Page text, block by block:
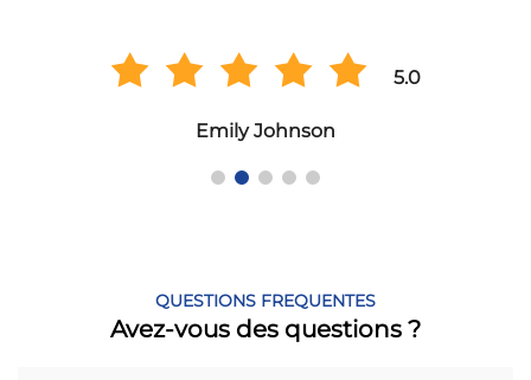
5.0
Emily Johnson
QUESTIONS FREQUENTES
Avez-vous des questions ?